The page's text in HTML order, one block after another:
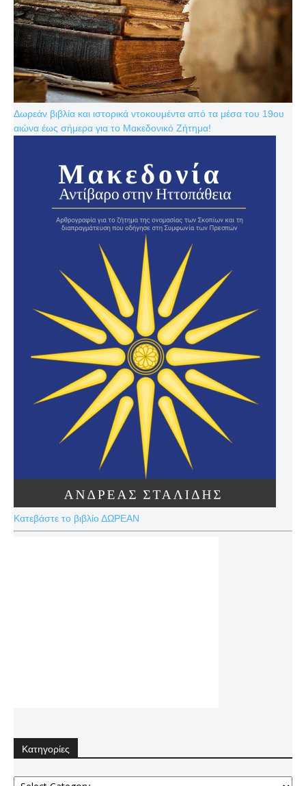
Δωρεάν βιβλία και ιστορικά ντοκουμέντα από τα μέσα του 19ου
αιώνα έως σήμερα για το Μακεδονικό Ζήτημα!
Κατεβάστε το βιβλίο ΔΩΡΕΑΝ
Κατηγορίες
Κατηγορίες